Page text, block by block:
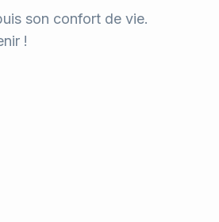
son confort de vie.
!